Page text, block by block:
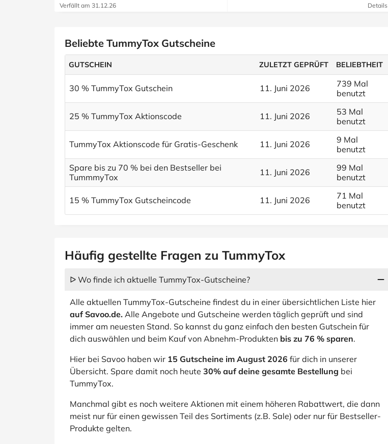
Verfällt am 31.12.26 Details
Beliebte TummyTox Gutscheine
GUTSCHEIN ZULETZT GEPRÜFT BELIEBTHEIT
30 % TummyTox Gutschein 11. Juni 2026
739 Mal
benutzt
25 % TummyTox Aktionscode 11. Juni 2026
53 Mal
benutzt
TummyTox Aktionscode für Gratis-Geschenk 11. Juni 2026
9 Mal
benutzt
Spare bis zu 70 % bei den Bestseller bei
TummmyTox
11. Juni 2026
99 Mal
benutzt
15 % TummyTox Gutscheincode 11. Juni 2026
71 Mal
benutzt
Häufig gestellte Fragen zu TummyTox
ᐅ Wo finde ich aktuelle TummyTox-Gutscheine?
Alle aktuellen TummyTox-Gutscheine findest du in einer übersichtlichen Liste hier
auf Savoo.de. Alle Angebote und Gutscheine werden täglich geprüft und sind
immer am neuesten Stand. So kannst du ganz einfach den besten Gutschein für
dich auswählen und beim Kauf von Abnehm-Produkten bis zu 76 % sparen.
Hier bei Savoo haben wir 15 Gutscheine im August 2026 für dich in unserer
Übersicht. Spare damit noch heute 30% auf deine gesamte Bestellung bei
TummyTox.
Manchmal gibt es noch weitere Aktionen mit einem höheren Rabattwert, die dann
meist nur für einen gewissen Teil des Sortiments (z.B. Sale) oder nur für Bestseller-
Produkte gelten.